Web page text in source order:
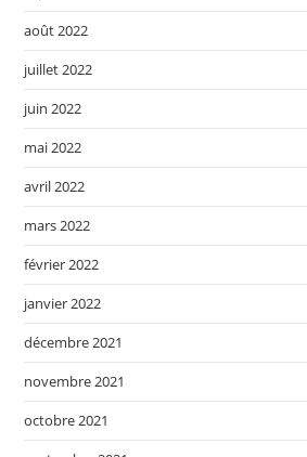
août 2022
juillet 2022
juin 2022
mai 2022
avril 2022
mars 2022
février 2022
janvier 2022
décembre 2021
novembre 2021
octobre 2021